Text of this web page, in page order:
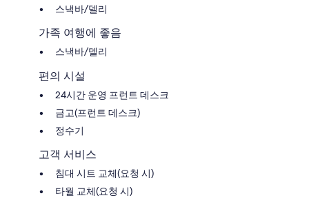
스낵바/델리
가족 여행에 좋음
스낵바/델리
편의 시설
24시간 운영 프런트 데스크
금고(프런트 데스크)
정수기
고객 서비스
침대 시트 교체(요청 시)
타월 교체(요청 시)